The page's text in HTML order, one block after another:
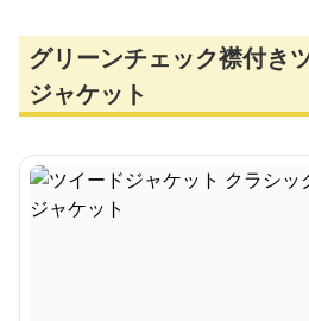
グリーンチェック襟付き
ジャケット